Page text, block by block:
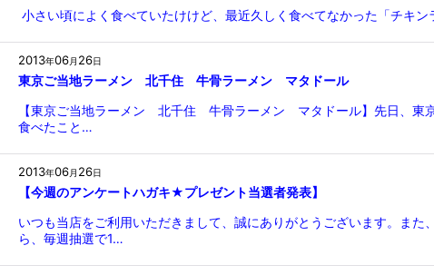
小さい頃によく食べていたけけど、最近久しく食べてなかった「チキ
2013年06月 26日
東京ご当地ラーメン 北千住 牛骨ラーメン マタドール
【東京ご当地ラーメン 北千住 牛骨ラーメン マタドール】先日、東
食べたこと…
2013年06月 26日
【今週のアンケートハガキ★プレゼント当選者発表】
いつも当店をご利用いただきまして、誠にありがとうございます。ま
ら、毎週抽選で1…